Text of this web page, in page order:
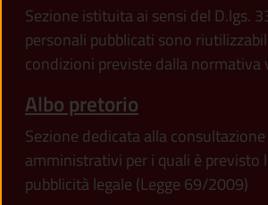
Sezione istituita ai sensi del D.lgs.
personali pubblicati sono
condizioni previste dalla normativa
Albo pretorio
Sezione dedicata alla
amministrativi per i quali è previsto
pubblicità legale (Legge 69/2009)